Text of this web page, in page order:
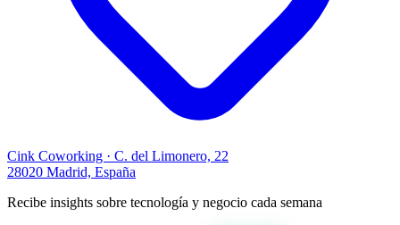
Cink Coworking · C. del Limonero, 22
28020 Madrid, España
Recibe insights sobre tecnología y negocio cada semana